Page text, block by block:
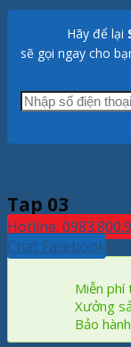
Hãy để lại
sẽ gọi ngay cho
Tap 03
Hotline:
Chat Facebook
Miễn
Xưởng
Bảo